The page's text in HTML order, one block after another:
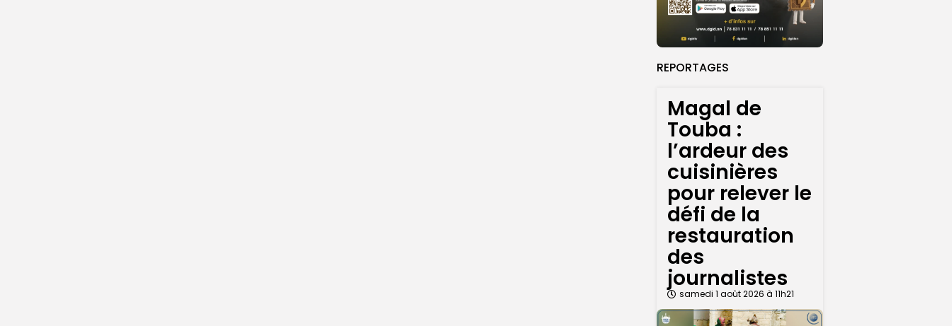
REPORTAGES
Magal de
Touba :
l’ardeur des
cuisinières
pour relever le
défi de la
restauration
des
journalistes
samedi 1 août 2026 à 11h21